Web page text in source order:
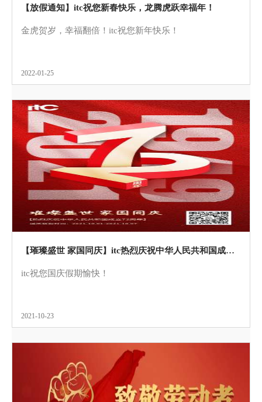
【放假通知】itc祝您新春快乐，龙腾虎跃幸福年！
金虎贺岁，幸福翻倍！itc祝您新年快乐！
2022-01-25
【璀璨盛世 家国同庆】itc热烈庆祝中华人民共和国成立72周年！
itc祝您国庆假期愉快！
2021-10-23